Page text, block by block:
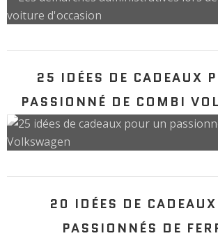
25 IDÉES DE CADEAUX
PASSIONNÉ DE COMBI
20 IDÉES DE
PASSIONNÉS DE